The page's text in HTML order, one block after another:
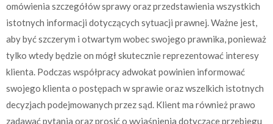
omówienia szczegółów sprawy oraz przedstawienia wszystkich
istotnych informacji dotyczących sytuacji prawnej. Ważne jest,
aby być szczerym i otwartym wobec swojego prawnika, ponieważ
tylko wtedy będzie on mógł skutecznie reprezentować interesy
klienta. Podczas współpracy adwokat powinien informować
swojego klienta o postępach w sprawie oraz wszelkich istotnych
decyzjach podejmowanych przez sąd. Klient ma również prawo
zadawać pytania oraz prosić o wyjaśnienia dotyczące przebiegu